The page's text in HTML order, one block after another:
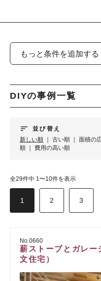
もっと条件を追加する
DIYの事例一覧
sort
並び替え
新しい順
古い順 面積の
順
費用の高い順
全29件中 1〜10件を表示
1 2 3
No.0660
薪ストーブとガレー
文住宅）